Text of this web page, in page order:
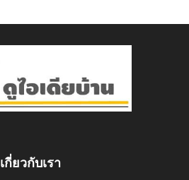
เกี่ยวกับเรา